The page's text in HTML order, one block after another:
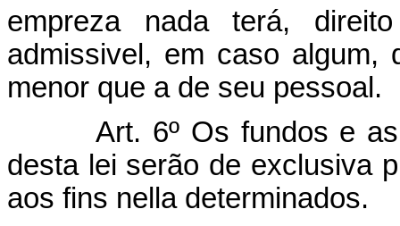
empreza nada terá,
admissivel, em caso algum,
menor que a de seu pessoal.
Art. 6º Os fundos e
desta lei serão de exclusiva
aos fins nella determinados.